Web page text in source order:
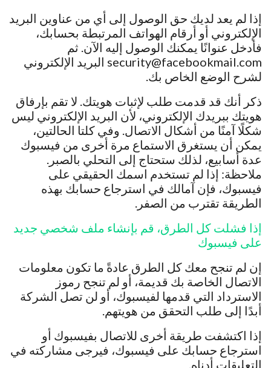
إذا لم يعد لديك حق الوصول إلى أي من عناوين البريد
الإلكتروني أو أرقام الهواتف المرتبطة بحسابك،
فأدخل عنوانًا يمكنك الوصول إليه الآن. ثم
security@facebookmail.com البريد الإلكتروني
لشرح الوضع الخاص بك.
ذكر أنك قد قدمت طلب لإثبات هويتك. لا تقم بإرفاق
هويتك ببريدك الإلكتروني، لأن البريد الإلكتروني ليس
شكلًا آمنًا من أشكال الاتصال. وفي كلتا الحالتين،
يمكن أن يستغرق الاستماع مرة أخرى من فيسبوك
عدة أسابيع، لذلك ستحتاج إلى التحلي بالصبر.
ملاحظة: إذا لم تستخدم اسمك الحقيقي على
فيسبوك، فإن آمالك في استرجاع حسابك بهذه
الطريقة تقترب من الصفر.
إذا فشلت كل الطرق، قم بإنشاء ملف شخصي جديد
على فيسبوك
إن لم تنجح معك كل الطرق عادةً ما تكون معلومات
الاتصال الخاصة بك قديمة، أو لم تنجح رموز
الاسترداد التي قدمها لفيسبوك، أو لن تصل الشركة
أبدًا إلى طلب التحقق من هويتهم.
إذا اكتشفت طريقة أخرى للاتصال بفيسبوك أو
استرجاع حسابك على فيسبوك، فيرجى مشاركته في
التعليقات أدناه.